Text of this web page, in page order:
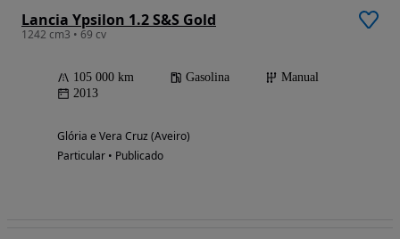
Lancia Ypsilon 1.2 S&S Gold
1242 cm3 • 69 cv
105 000 km Gasolina
Manual
2013
Glória e Vera Cruz (Aveiro)
Particular • Publicado